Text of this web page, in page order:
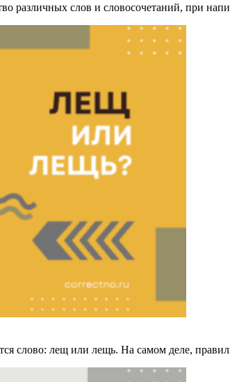
различных слов и словосочетаний, при
слово: лещ или лещь. На самом деле,